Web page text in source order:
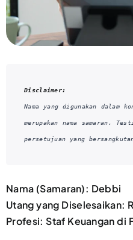
Disclaimer:
Nama yang digunakan dalam
merupakan nama samaran.
persetujuan yang
Nama (Samaran): Debbi
Utang yang Diselesaikan:
Profesi: Staf Keuangan di